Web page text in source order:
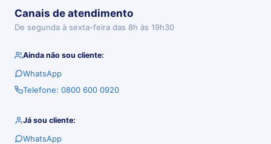
Canais de atendimento
De segunda à sexta-feira das 8h às 19h30
Ainda não sou cliente:
WhatsApp
Telefone: 0800 600 0920
Já sou cliente:
WhatsApp